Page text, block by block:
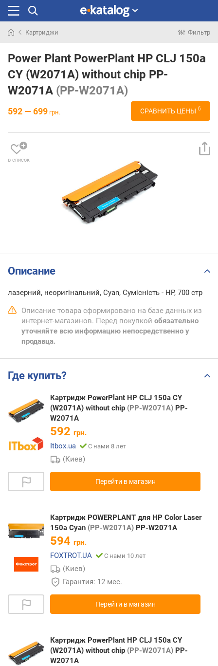
раньше
Картриджи Фильтр
Power Plant PowerPlant HP CLJ 150a
CY (W2071A) without chip PP-
W2071A (PP-W2071A)
592 — 699 грн. СРАВНИТЬ ЦЕНЫ 6
в список
Описание
лазерний, неоригінальний, Cyan, Сумісність - HP, 700 стр
Описание товара сформировано на базе данных из
интернет-магазинов. Перед покупкой обязательно
уточняйте всю информацию непосредственно у
продавца.
Где купить?
Картридж PowerPlant HP CLJ 150a CY
(W2071A) without chip (PP-W2071A) PP-
W2071A
592 грн.
Itbox.ua
С нами 8 лет
(Киев)
Перейти в магазин
Картридж POWERPLANT для HP Color Laser
150a Cyan (PP-W2071A) PP-W2071A
594 грн.
FOXTROT.UA
С нами 10 лет
(Киев)
Гарантия: 12 мес.
Перейти в магазин
Картридж PowerPlant HP CLJ 150a CY
(W2071A) without chip (PP-W2071A) PP-
W2071A